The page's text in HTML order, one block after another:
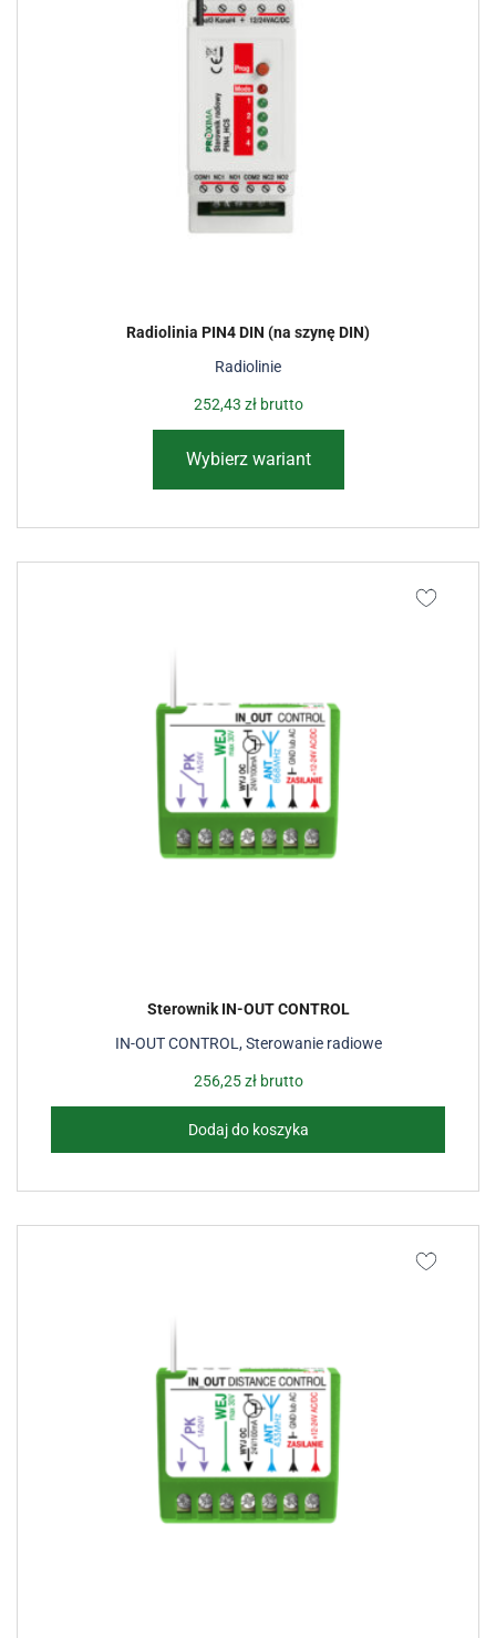
Radiolinie
Radiolinia PIN4 DIN (na szynę DIN)
252,43 złbrutto
Wybierz wariant
IN-OUT CONTROL ,Sterowanie radiowe
Sterownik IN-OUT CONTROL
256,25złbrutto
Dodaj do koszyka